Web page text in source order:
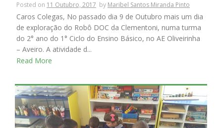
Posted on 11 Outubro, 2017 by Maribel Santos Miranda Pinto
Caros Colegas, No passado dia 9 de Outubro mais um dia
de exploração do Robô DOC da Clementoni, numa turma
do 2° ano do 1° Ciclo do Ensino Básico, no AE Oliveirinha
– Aveiro. A atividade d...
Read More